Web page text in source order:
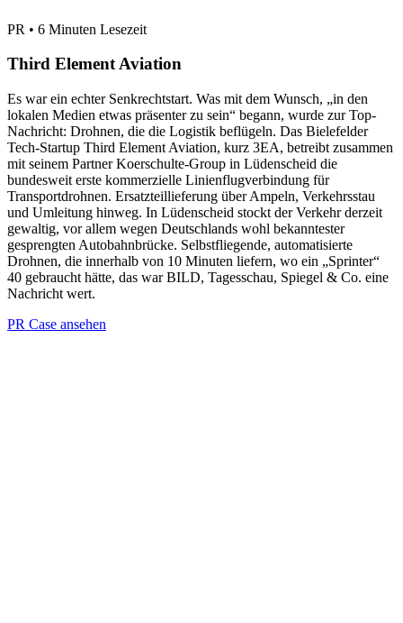
PR • 6 Minuten Lesezeit
Third Element Aviation
Es war ein echter Senkrechtstart. Was mit dem Wunsch, „in den
lokalen Medien etwas präsenter zu sein“ begann, wurde zur Top-
Nachricht: Drohnen, die die Logistik beflügeln. Das Bielefelder
Tech-Startup Third Element Aviation, kurz 3EA, betreibt zusammen
mit seinem Partner Koerschulte-Group in Lüdenscheid die
bundesweit erste kommerzielle Linienflugverbindung für
Transportdrohnen. Ersatzteillieferung über Ampeln, Verkehrsstau
und Umleitung hinweg. In Lüdenscheid stockt der Verkehr derzeit
gewaltig, vor allem wegen Deutschlands wohl bekanntester
gesprengten Autobahnbrücke. Selbstfliegende, automatisierte
Drohnen, die innerhalb von 10 Minuten liefern, wo ein „Sprinter“
40 gebraucht hätte, das war BILD, Tagesschau, Spiegel & Co. eine
Nachricht wert.
PR Case ansehen